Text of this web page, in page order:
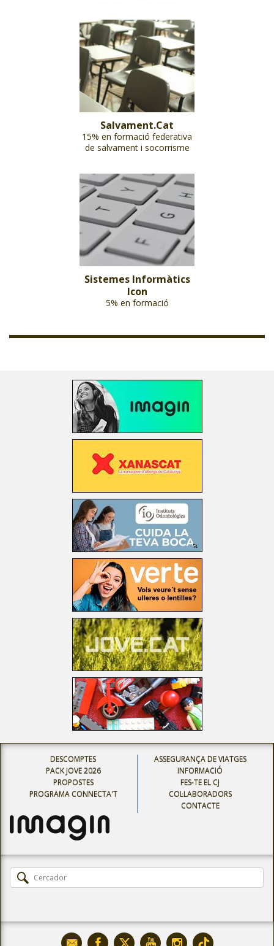
Salvament.Cat
15% en formació federativa
de salvament i socorrisme
Sistemes Informàtics
Icon
5% en formació
DESCOMPTES
PACK JOVE 2026
PROPOSTES
PROGRAMA CONNECTA'T
ASSEGURANÇA DE VIATGES
INFORMACIÓ
FES-TE EL CJ
COL·LABORADORS
CONTACTE